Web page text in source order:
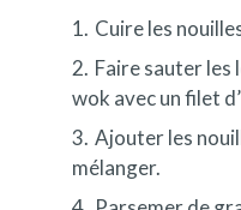
Cuire les
Faire sauter les
wok avec un filet
Ajouter les
mélanger.